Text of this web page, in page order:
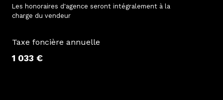
Les honoraires d'agence seront intégralement à la
charge du vendeur
Taxe foncière annuelle
1 033 €